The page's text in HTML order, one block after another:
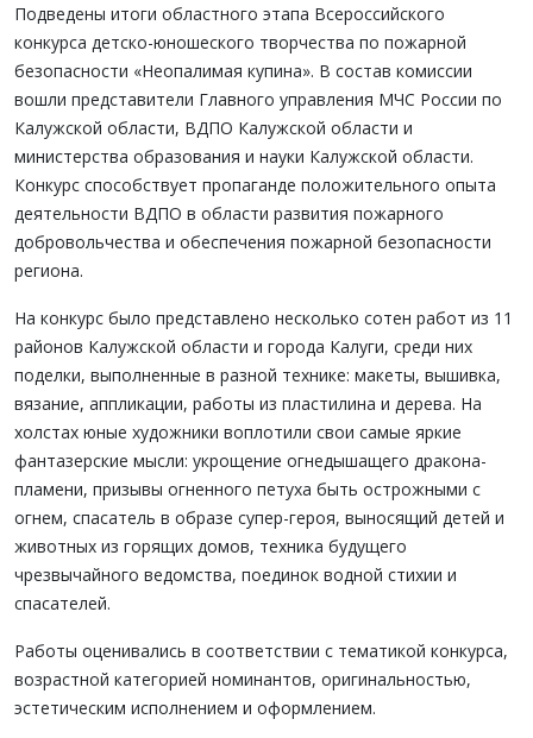
Подведены итоги областного этапа Всероссийского
конкурса детско-юношеского творчества по пожарной
безопасности «Неопалимая купина». В состав комиссии
вошли представители Главного управления МЧС России по
Калужской области, ВДПО Калужской области и
министерства образования и науки Калужской области.
Конкурс способствует пропаганде положительного опыта
деятельности ВДПО в области развития пожарного
добровольчества и обеспечения пожарной безопасности
региона.
На конкурс было представлено несколько сотен работ из 11
районов Калужской области и города Калуги, среди них
поделки, выполненные в разной технике: макеты, вышивка,
вязание, аппликации, работы из пластилина и дерева. На
холстах юные художники воплотили свои самые яркие
фантазерские мысли: укрощение огнедышащего дракона-
пламени, призывы огненного петуха быть острожными с
огнем, спасатель в образе супер-героя, выносящий детей и
животных из горящих домов, техника будущего
чрезвычайного ведомства, поединок водной стихии и
спасателей.
Работы оценивались в соответствии с тематикой конкурса,
возрастной категорией номинантов, оригинальностью,
эстетическим исполнением и оформлением.